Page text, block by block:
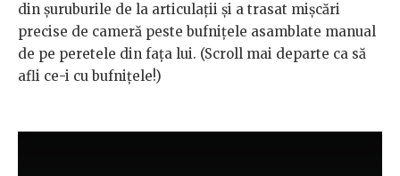
din șuruburile de la articulații și a trasat mișcări
precise de cameră peste bufnițele asamblate manual
de pe peretele din fața lui. (Scroll mai departe ca să
afli ce-i cu bufnițele!)